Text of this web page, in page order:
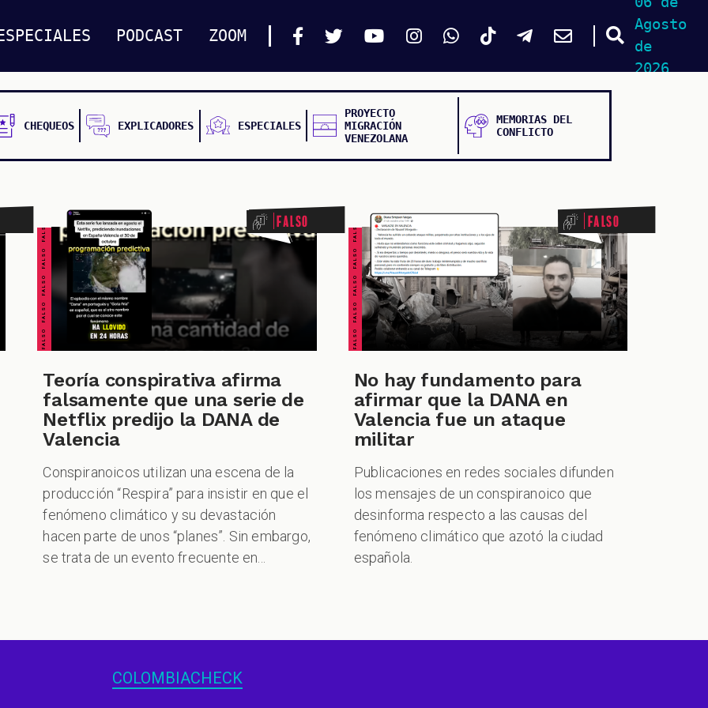
PODCAST ZOOM
Agosto
de
2026
CHEQUEOS EXPLICADORES ESPECIALES
PROYECTO
MIGRACIÓN
VENEZOLANA
MEMORIAS DEL
CONFLICTO
FALSO FALSO FALSO FALSO FALSO FALSO FALSO Falso
Teoría conspirativa afirma
falsamente que una serie de
Netflix predijo la DANA de
Valencia
Conspiranoicos utilizan una escena de la
producción “Respira” para insistir en que el
fenómeno climático y su devastación
hacen parte de unos “planes”. Sin embargo,
se trata de un evento frecuente en...
FALSO FALSO FALSO FALSO FALSO FALSO FALSO Falso
No hay fundamento para
afirmar que la DANA en
Valencia fue un ataque
militar
Publicaciones en redes sociales difunden
los mensajes de un conspiranoico que
desinforma respecto a las causas del
fenómeno climático que azotó la ciudad
española.
COLOMBIACHECK